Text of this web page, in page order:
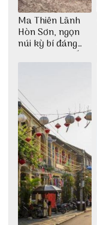
Ma Thiên Lãnh
Hòn Sơn, ngọn
núi kỳ bí đáng
khám phá nhất